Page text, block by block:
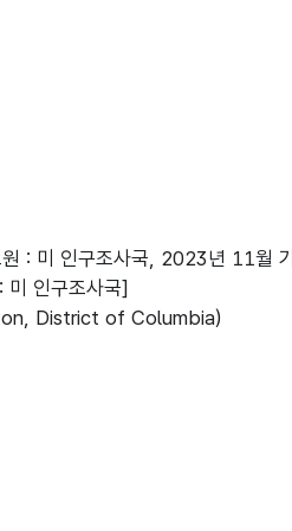
Islands Flag
원 : 미 인구조사국, 2023년 11월
미 인구조사국]
District of Columbia)